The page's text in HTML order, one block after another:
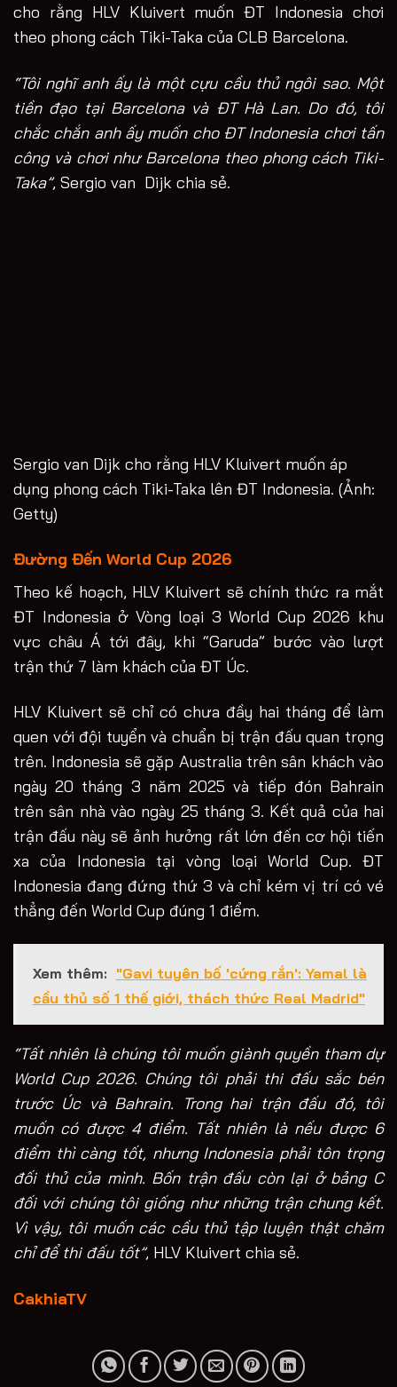
cho rằng HLV Kluivert muốn ĐT Indonesia chơi
theo phong cách Tiki-Taka của CLB Barcelona.
“Tôi nghĩ anh ấy là một cựu cầu thủ ngôi sao. Một
tiền đạo tại Barcelona và ĐT Hà Lan. Do đó, tôi
chắc chắn anh ấy muốn cho ĐT Indonesia chơi tấn
công và chơi như Barcelona theo phong cách Tiki-
Taka”, Sergio van Dijk chia sẻ.
Sergio van Dijk cho rằng HLV Kluivert muốn áp
dụng phong cách Tiki-Taka lên ĐT Indonesia. (Ảnh:
Getty)
Đường Đến World Cup 2026
Theo kế hoạch, HLV Kluivert sẽ chính thức ra mắt
ĐT Indonesia ở Vòng loại 3 World Cup 2026 khu
vực châu Á tới đây, khi “Garuda” bước vào lượt
trận thứ 7 làm khách của ĐT Úc.
HLV Kluivert sẽ chỉ có chưa đầy hai tháng để làm
quen với đội tuyển và chuẩn bị trận đấu quan trọng
trên. Indonesia sẽ gặp Australia trên sân khách vào
ngày 20 tháng 3 năm 2025 và tiếp đón Bahrain
trên sân nhà vào ngày 25 tháng 3. Kết quả của hai
trận đấu này sẽ ảnh hưởng rất lớn đến cơ hội tiến
xa của Indonesia tại vòng loại World Cup. ĐT
Indonesia đang đứng thứ 3 và chỉ kém vị trí có vé
thẳng đến World Cup đúng 1 điểm.
Xem thêm: "Gavi tuyên bố 'cứng rắn': Yamal là
cầu thủ số 1 thế giới, thách thức Real Madrid"
“Tất nhiên là chúng tôi muốn giành quyền tham dự
World Cup 2026. Chúng tôi phải thi đấu sắc bén
trước Úc và Bahrain. Trong hai trận đấu đó, tôi
muốn có được 4 điểm. Tất nhiên là nếu được 6
điểm thì càng tốt, nhưng Indonesia phải tôn trọng
đối thủ của mình. Bốn trận đấu còn lại ở bảng C
đối với chúng tôi giống như những trận chung kết.
Vì vậy, tôi muốn các cầu thủ tập luyện thật chăm
chỉ để thi đấu tốt”, HLV Kluivert chia sẻ.
CakhiaTV